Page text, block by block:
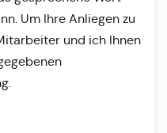
Um Ihre Anliegen zu
und ich Ihnen